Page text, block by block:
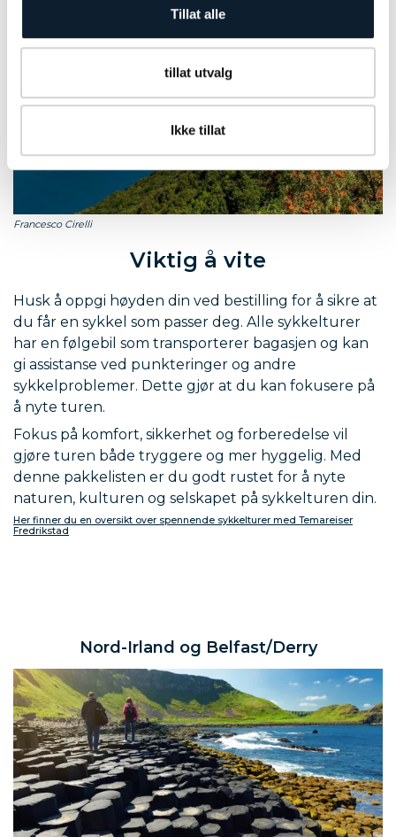
Tillat alle
tillat utvalg
Ikke tillat
Francesco Cirelli
Viktig å vite
Husk å oppgi høyden din ved bestilling for å sikre at
du får en sykkel som passer deg. Alle sykkelturer
har en følgebil som transporterer bagasjen og kan
gi assistanse ved punkteringer og andre
sykkelproblemer. Dette gjør at du kan fokusere på
å nyte turen.
Fokus på komfort, sikkerhet og forberedelse vil
gjøre turen både tryggere og mer hyggelig. Med
denne pakkelisten er du godt rustet for å nyte
naturen, kulturen og selskapet på sykkelturen din.
Her finner du en oversikt over spennende sykkelturer med Temareiser
Fredrikstad
Nord-Irland og Belfast/Derry